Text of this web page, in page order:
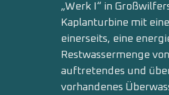
„Werk I“ in
Kaplanturbine mit
einerseits, eine
Restwassermenge
auftretendes und
vorhandenes